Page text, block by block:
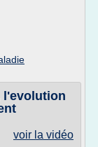
l'evolution
voir la vidéo